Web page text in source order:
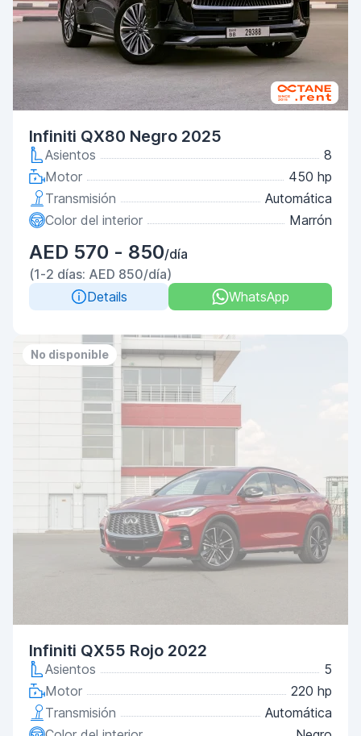
Infiniti QX80 Negro 2025
Asientos
8
Motor
450 hp
Transmisión
Automática
Color del interior
Marrón
AED 570 - 850/día
(1-2 días: AED 850/día)
Details
WhatsApp
No disponible
Infiniti QX55 Rojo 2022
Asientos
5
Motor
220 hp
Transmisión
Automática